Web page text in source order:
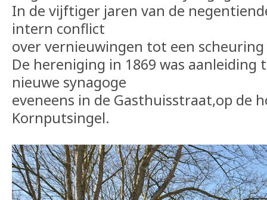
In de vijftiger jaren van de
intern conflict
over vernieuwingen tot een
De hereniging in 1869 was aanleiding
nieuwe synagoge
eveneens in de Gasthuisstraat,op de
Kornputsingel.